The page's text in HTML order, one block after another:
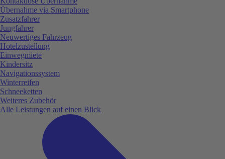
Übernahme via Smartphone
Zusatzfahrer
Jungfahrer
Neuwertiges Fahrzeug
Hotelzustellung
Einwegmiete
Kindersitz
Navigationssystem
Winterreifen
Schneeketten
Weiteres Zubehör
Alle Leistungen auf einen Blick